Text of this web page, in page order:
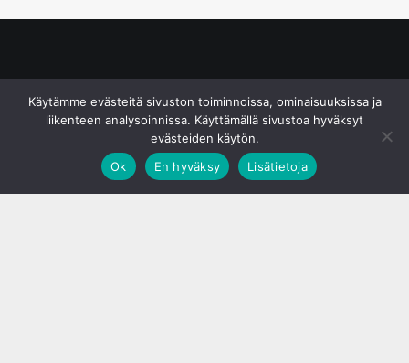
Käytämme evästeitä sivuston toiminnoissa, ominaisuuksissa ja
liikenteen analysoinnissa. Käyttämällä sivustoa hyväksyt
evästeiden käytön.
Ok
En hyväksy Lisätietoja